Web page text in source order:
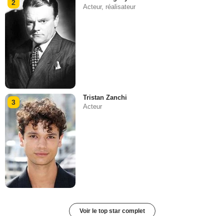
2
Acteur, réalisateur
3
Tristan Zanchi
Acteur
Voir le top star complet